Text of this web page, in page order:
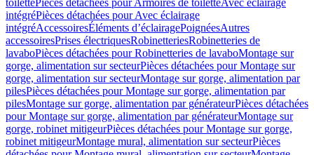
toilettePièces détachées pour Armoires de toiletteAvec éclairage
intégréPièces détachées pour Avec éclairage
intégréAccessoiresÉléments d’éclairagePoignéesAutres
accessoiresPrises électriquesRobinetteriesRobinetteries de
lavaboPièces détachées pour Robinetteries de lavaboMontage sur
gorge, alimentation sur secteurPièces détachées pour Montage sur
gorge, alimentation sur secteurMontage sur gorge, alimentation par
pilesPièces détachées pour Montage sur gorge, alimentation par
pilesMontage sur gorge, alimentation par générateurPièces détachées
pour Montage sur gorge, alimentation par générateurMontage sur
gorge, robinet mitigeurPièces détachées pour Montage sur gorge,
robinet mitigeurMontage mural, alimentation sur secteurPièces